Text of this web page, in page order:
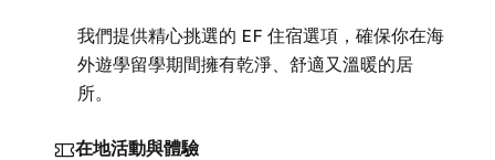
我們提供精心挑選的 EF 住宿選項，確保你在海
外遊學留學期間擁有乾淨、舒適又溫暖的居
所。
在地活動與體驗